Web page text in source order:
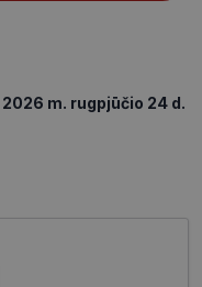
m. rugpjūčio 24 d.